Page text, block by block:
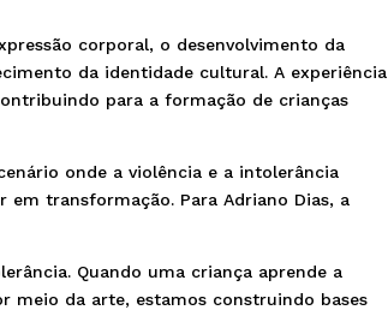
corporal, o desenvolvimento da
da identidade cultural. A experiência
para a formação de crianças
onde a violência e a intolerância
transformação. Para Adriano Dias, a
Quando uma criança aprende a
meio da arte, estamos construindo bases